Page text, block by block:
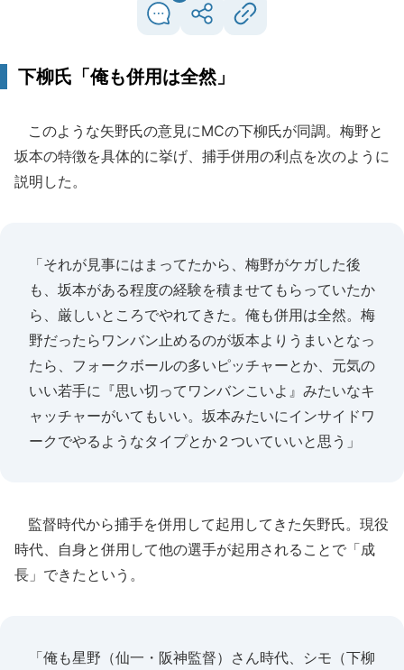
下柳氏「俺も併用は全然」
このような矢野氏の意見にMCの下柳氏が同調。梅野と
坂本の特徴を具体的に挙げ、捕手併用の利点を次のように
説明した。
「それが見事にはまってたから、梅野がケガした後
も、坂本がある程度の経験を積ませてもらっていたか
ら、厳しいところでやれてきた。俺も併用は全然。梅
野だったらワンバン止めるのが坂本よりうまいとなっ
たら、フォークボールの多いピッチャーとか、元気の
いい若手に『思い切ってワンバンこいよ』みたいなキ
ャッチャーがいてもいい。坂本みたいにインサイドワ
ークでやるようなタイプとか２ついていいと思う」
監督時代から捕手を併用して起用してきた矢野氏。現役
時代、自身と併用して他の選手が起用されることで「成
長」できたという。
「俺も星野（仙一・阪神監督）さん時代、シモ（下柳